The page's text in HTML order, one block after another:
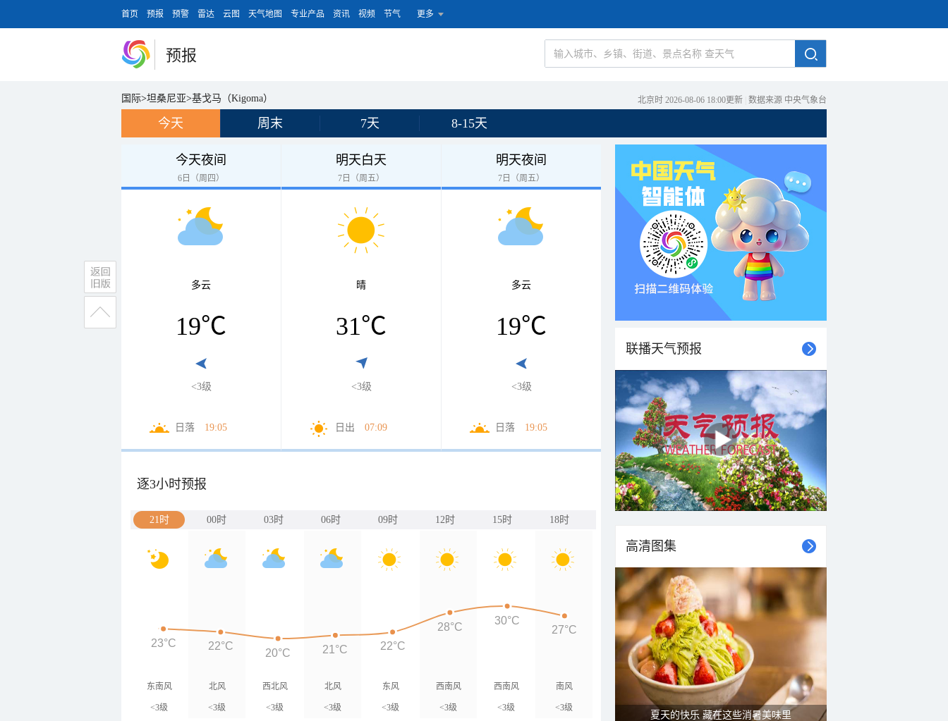
首页 预报 预警 雷达 云图 天气地图 专业产品 资讯 视频 节气 更多
预报
国际>坦桑尼亚>基戈马（Kigoma） 北京时 2026-08-06 18:00更新 数据来源 中央气象台
今天 周末 7天 8-15天
今天夜间
6日（周四）
多云
19℃
<3级
日落 19:05
明天白天
7日（周五）
晴
31℃
<3级
日出 07:09
明天夜间
7日（周五）
多云
19℃
<3级
日落 19:05
逐3小时预报
21时 00时 03时 06时 09时 12时 15时 18时
东南风
<3级
北风
<3级
西北风
<3级
北风
<3级
东风
<3级
西南风
<3级
西南风
<3级
南风
<3级
23°C 22°C
20°C 21°C 22°C
28°C
30°C
27°C
联播天气预报
高清图集
夏天的快乐 藏在这些消暑美味里